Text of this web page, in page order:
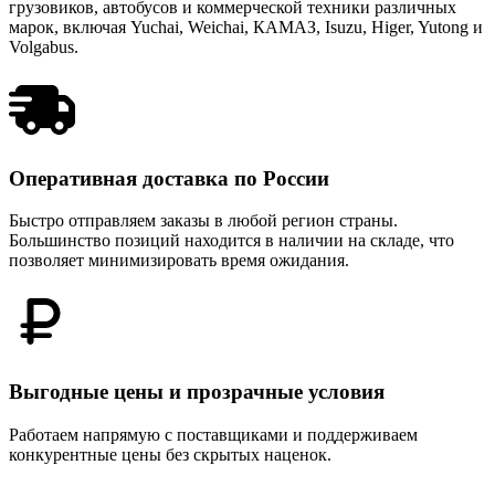
грузовиков, автобусов и коммерческой техники различных
марок, включая Yuchai, Weichai, КАМАЗ, Isuzu, Higer, Yutong и
Volgabus.
Оперативная доставка по России
Быстро отправляем заказы в любой регион страны.
Большинство позиций находится в наличии на складе, что
позволяет минимизировать время ожидания.
Выгодные цены и прозрачные условия
Работаем напрямую с поставщиками и поддерживаем
конкурентные цены без скрытых наценок.